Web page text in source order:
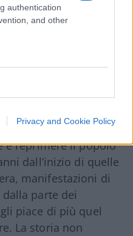
authentication
and other
Privacy and Cookie Policy
di vita, dei diritti,
dopo aver fatto il giro
umani, mandi i
e reprimere il popolo
dall’inizio di quelle
manifestazioni di
parte dei
piace di più quel
La storia non